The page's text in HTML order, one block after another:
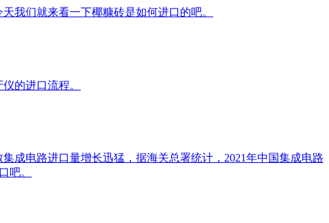
我们就来看一下椰糠砖是如何进口的吧。
的进口流程。
成电路进口量增长迅猛，据海关总署统计，2021年中国集成电路
吧。